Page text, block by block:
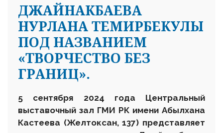
ДЖАЙНАКБАЕВА
НУРЛАНА ТЕМИРБЕКУЛЫ
ПОД НАЗВАНИЕМ
«ТВОРЧЕСТВО БЕЗ
ГРАНИЦ».
5 сентября 2024 года Центральный
выставочный зал ГМИ РК имени Абылхана
Кастеева (Желтоксан, 137) представляет